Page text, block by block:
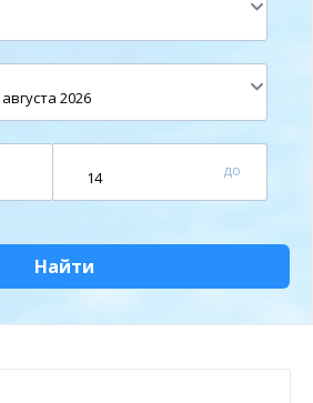
до
Найти